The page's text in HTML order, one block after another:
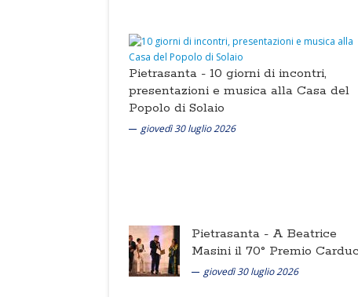
Pietrasanta - 10 giorni di incontri,
presentazioni e musica alla Casa del
Popolo di Solaio
giovedì 30 luglio 2026
Pietrasanta - A Beatrice
Masini il 70° Premio
giovedì 30 luglio 2026